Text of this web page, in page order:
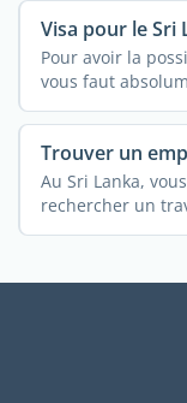
Visa pour le Sri
Pour avoir la
vous faut
Trouver un
Au Sri Lanka,
rechercher un